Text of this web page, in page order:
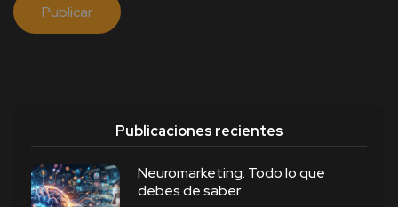
Publicaciones recientes
Neuromarketing: Todo lo que
debes de saber